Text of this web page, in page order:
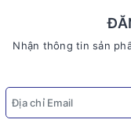
Nhận thông tin sản